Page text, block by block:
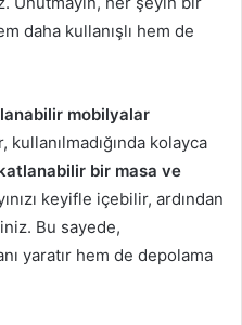
daha kullanışlı hem de
mobilyalar
kolayca
bir masa ve
keyifle içebilir, ardından
Bu sayede,
yaratır hem de depolama